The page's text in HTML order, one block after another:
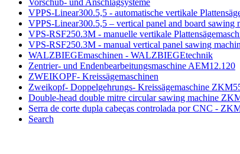
Vorschub- und Anschlagsysteme
VPPS-Linear300.5,5 - automatische vertikale
VPPS-Linear300.5,5 – vertical panel and board sawing
VPS-RSF250.3M - manuelle vertikale
VPS-RSF250.3M - manual vertical panel sawing
WALZBIEGEmaschinen - WALZBIEGEtechnik
Zentrier- und Endenbearbeitungsmaschine AEM12.120
ZWEIKOPF- Kreissägemaschinen
Zweikopf- Doppelgehrungs- Kreissägemaschine
Double-head double mitre circular sawing machine
Serra de corte dupla cabeças controlada por CNC -
Search